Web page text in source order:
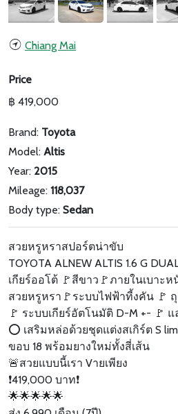
Chiang Mai
Price
฿ 419,000
Brand: Toyota
Model: Altis
Year: 2015
Mileage: 118,037
Body type: Sedan
สวยหรูหราสปอร์ตน่าขับ
TOYOTA ALNEW ALTIS 1.6 G
เกียร์ออโต้ 🚩สีขาว🚩ภายในเบาะ
สวยหรูหรา🚩ระบบไฟฟ้าที้งคัน 🚩
🚩 ระบบเกียร์อัตโนมัติ D-M +- 🚩
⭕️ เสริมหล่อด้วยชุดแต่งสเกิร์ต S
ขอบ 18 พร้อมยางใหม่ทั้งสี่เส้น
🚨สวยแบบนี้เรา Vายเพียง
❗️419,000 บาท❗️
🌟🌟🌟🌟🌟